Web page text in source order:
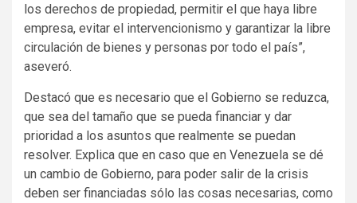
los derechos de propiedad, permitir el que haya libre
empresa, evitar el intervencionismo y garantizar la libre
circulación de bienes y personas por todo el país”,
aseveró.
Destacó que es necesario que el Gobierno se reduzca,
que sea del tamaño que se pueda financiar y dar
prioridad a los asuntos que realmente se puedan
resolver. Explica que en caso que en Venezuela se dé
un cambio de Gobierno, para poder salir de la crisis
deben ser financiadas sólo las cosas necesarias, como